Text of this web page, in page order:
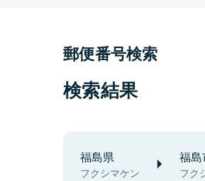
郵便番号検索
検索結果
福島県
フクシマケン
福島
フク